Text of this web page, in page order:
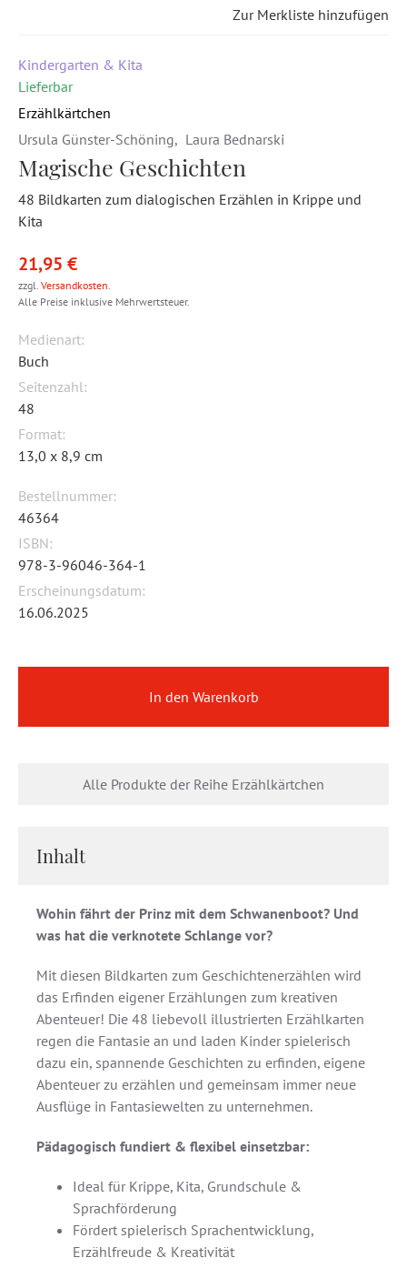
Zur Merkliste hinzufügen
Kindergarten & Kita
Lieferbar
Erzählkärtchen
Ursula Günster-Schöning, Laura Bednarski
Magische Geschichten
48 Bildkarten zum dialogischen Erzählen in Krippe und
Kita
21,95 €
zzgl. Versandkosten.
Alle Preise inklusive Mehrwertsteuer.
Medienart:
Buch
Seitenzahl:
48
Format:
13,0 x 8,9 cm
Bestellnummer:
46364
ISBN:
978-3-96046-364-1
Erscheinungsdatum:
16.06.2025
Alle Produkte der Reihe Erzählkärtchen
In den Warenkorb
Inhalt
Wohin fährt der Prinz mit dem Schwanenboot? Und
was hat die verknotete Schlange vor?
Mit diesen Bildkarten zum Geschichtenerzählen wird
das Erfinden eigener Erzählungen zum kreativen
Abenteuer! Die 48 liebevoll illustrierten Erzählkarten
regen die Fantasie an und laden Kinder spielerisch
dazu ein, spannende Geschichten zu erfinden, eigene
Abenteuer zu erzählen und gemeinsam immer neue
Ausflüge in Fantasiewelten zu unternehmen.
Pädagogisch fundiert & flexibel einsetzbar:
Ideal für Krippe, Kita, Grundschule &
Sprachförderung
Fördert spielerisch Sprachentwicklung,
Erzählfreude & Kreativität